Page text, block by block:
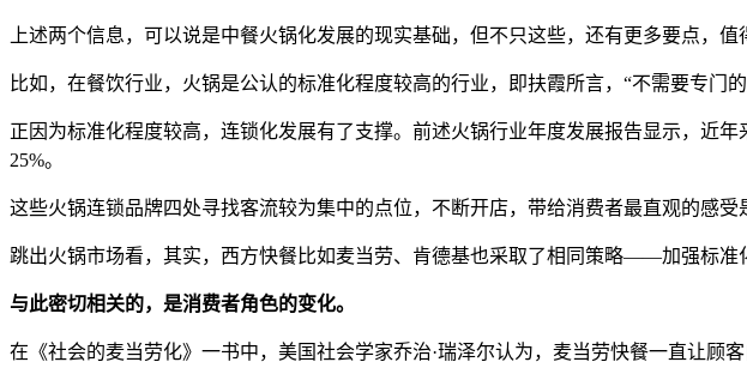
上述两个信息，可以说是中餐火锅化发展的现实基础，但不只这些，还有更多要点，值
比如，在餐饮行业，火锅是公认的标准化程度较高的行业，即扶霞所言，“不需要专门
正因为标准化程度较高，连锁化发展有了支撑。前述火锅行业年度发展报告显示，近
25%。
这些火锅连锁品牌四处寻找客流较为集中的点位，不断开店，带给消费者最直观的感
跳出火锅市场看，其实，西方快餐比如麦当劳、肯德基也采取了相同策略——加强标准
与此密切相关的，是消费者角色的变化。
在《社会的麦当劳化》一书中，美国社会学家乔治·瑞泽尔认为，麦当劳快餐一直让